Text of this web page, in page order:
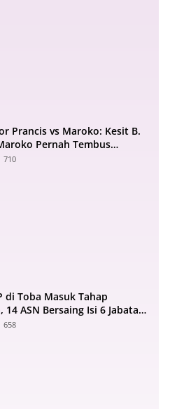
Prancis vs Maroko: Kesit B.
Pernah Tembus
710
di Toba Masuk Tahap
14 ASN Bersaing Isi 6 Jabatan
658